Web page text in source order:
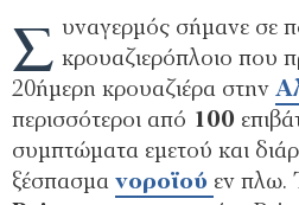
Σ υναγερμός σήμανε σε
κρουαζιερόπλοιο που
20ήμερη κρουαζιέρα στην
περισσότεροι από 100
συμπτώματα εμετού και
ξέσπασμα νοροϊού εν πλω.